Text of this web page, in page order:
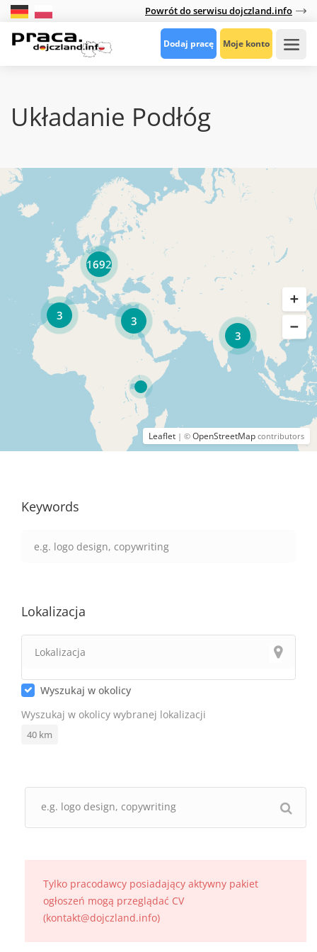
Powrót do serwisu dojczland.info
Dodaj pracę Moje konto
Układanie Podłóg
3
3
3
1692
Leaflet | © OpenStreetMap contributors
Keywords
Lokalizacja
Wyszukaj w okolicy
Wyszukaj w okolicy wybranej lokalizacji
40 km
Tylko pracodawcy posiadający aktywny pakiet
ogłoszeń mogą przeglądać CV
(kontakt@dojczland.info)